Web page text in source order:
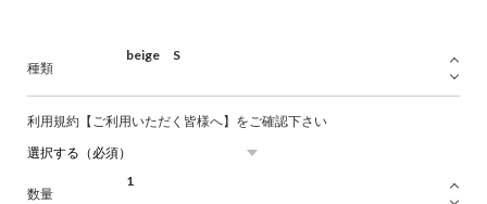
種類
利用規約【ご利用いただく皆様へ】をご確認下さい
数量